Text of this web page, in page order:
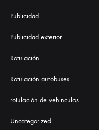
Publicidad
Publicidad exterior
Rotulación
Rotulación autobuses
rotulación de vehinculos
Uncategorized